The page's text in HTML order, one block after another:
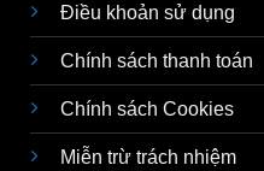
Điều khoản sử dụng
Chính sách thanh toán
Chính sách Cookies
Miễn trừ trách nhiệm